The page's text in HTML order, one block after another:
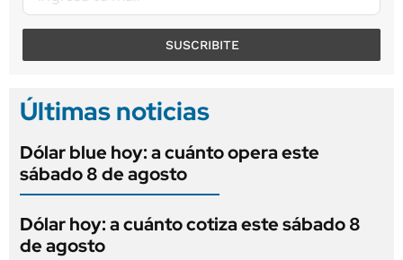
SUSCRIBITE
Últimas noticias
Dólar blue hoy: a cuánto opera este
sábado 8 de agosto
Dólar hoy: a cuánto cotiza este sábado 8
de agosto